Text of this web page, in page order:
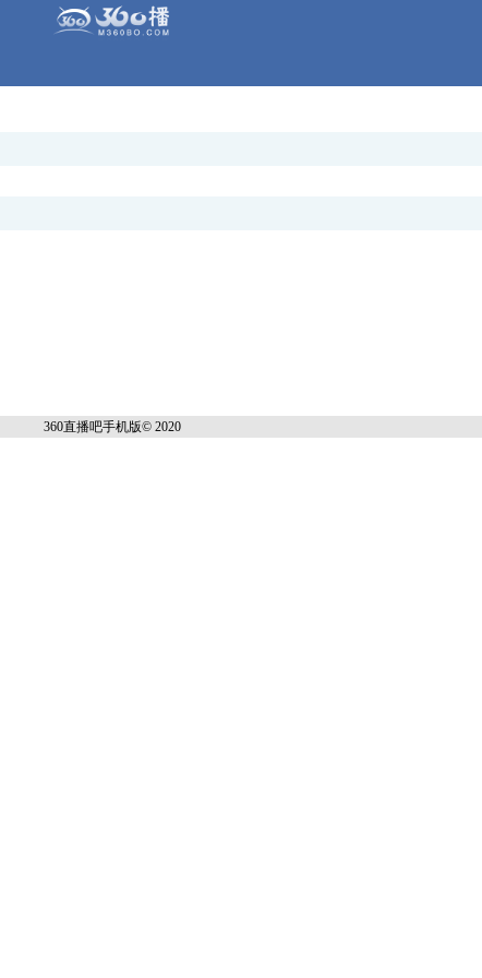
360直播吧手机版© 2020